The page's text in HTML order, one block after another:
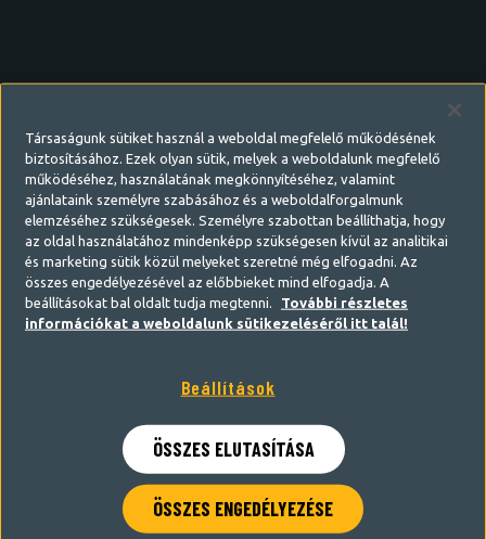
Regisztráció
Felhasználónév
Társaságunk sütiket használ a weboldal megfelelő működésének
biztosításához. Ezek olyan sütik, melyek a weboldalunk megfelelő
működéséhez, használatának megkönnyítéséhez, valamint
ajánlataink személyre szabásához és a weboldalforgalmunk
elemzéséhez szükségesek. Személyre szabottan beállíthatja, hogy
az oldal használatához mindenképp szükségesen kívül az analitikai
és marketing sütik közül melyeket szeretné még elfogadni. Az
összes engedélyezésével az előbbieket mind elfogadja. A
beállításokat bal oldalt tudja megtenni.
További részletes
információkat a weboldalunk sütikezeléséről itt talál!
Beállítások
ÖSSZES ELUTASÍTÁSA
ÖSSZES ENGEDÉLYEZÉSE